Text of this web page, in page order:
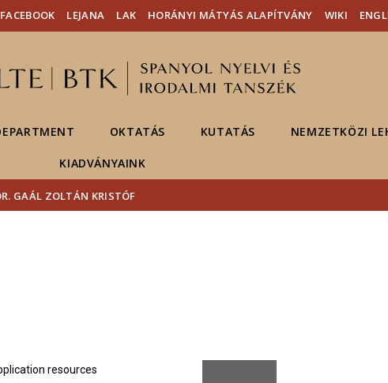
Hírek
Események
ELTE a
FACEBOOK LEJANA LAK HORÁNYI MÁTYÁS ALAPÍTVÁNY WIKI
OKTATÁS KUTATÁS NEMZETKÖZI
KIADVÁNYAINK
GAÁL ZOLTÁN KRISTÓF